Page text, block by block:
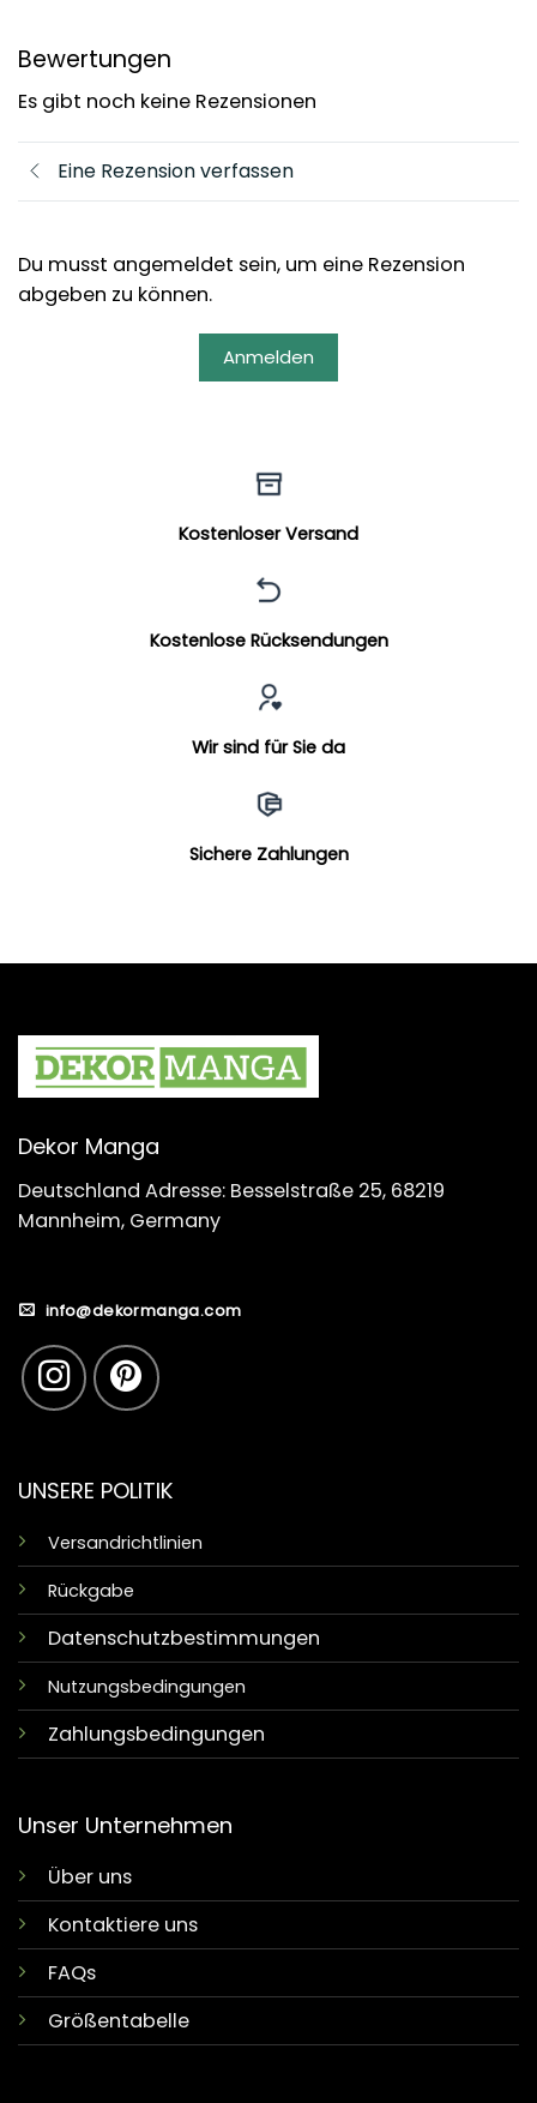
Bewertungen
Es gibt noch keine Rezensionen
Eine Rezension verfassen
Du musst angemeldet sein, um eine Rezension
abgeben zu können.
Anmelden
Kostenloser Versand
Kostenlose Rücksendungen
Wir sind für Sie da
Sichere Zahlungen
Dekor Manga
Deutschland Adresse: Besselstraße 25, 68219
Mannheim, Germany
info@dekormanga.com
UNSERE POLITIK
Versandrichtlinien
Rückgabe
Datenschutzbestimmungen
Nutzungsbedingungen
Zahlungsbedingungen
Unser Unternehmen
Über uns
Kontaktiere uns
FAQs
Größentabelle